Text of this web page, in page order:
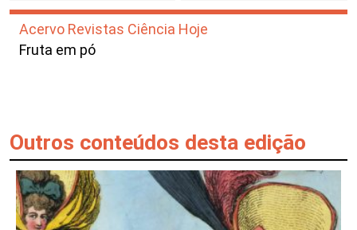
Acervo Revistas Ciência Hoje
Fruta em pó
Outros conteúdos desta edição